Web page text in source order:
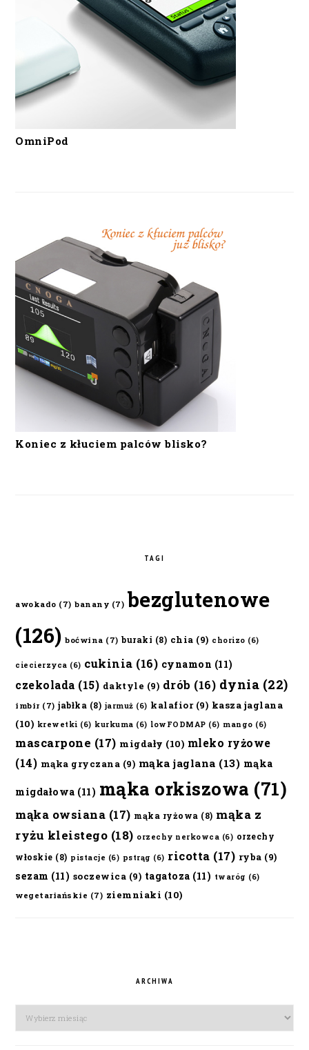
OmniPod
Koniec z kłuciem palców blisko?
TAGI
awokado (7) banany (7) bezglutenowe
(126) boćwina (7) buraki (8) chia (9) chorizo (6)
ciecierzyca (6) cukinia (16) cynamon (11)
czekolada (15) daktyle (9) drób (16) dynia (22)
imbir (7) jabłka (8) jarmuż (6) kalafior(9) kasza jaglana
(10) krewetki (6) kurkuma (6) lowFODMAP (6) mango (6)
mascarpone (17) migdały (10) mleko ryżowe
(14) mąka gryczana (9) mąka jaglana (13) mąka
migdałowa (11) mąka orkiszowa (71)
mąka owsiana (17) mąka ryżowa (8) mąka z
ryżu kleistego (18) orzechy nerkowca (6) orzechy
włoskie (8) pistacje (6) pstrąg (6) ricotta (17) ryba (9)
sezam (11) soczewica (9) tagatoza (11) twaróg (6)
wegetariańskie (7) ziemniaki (10)
ARCHIWA
Archiwa